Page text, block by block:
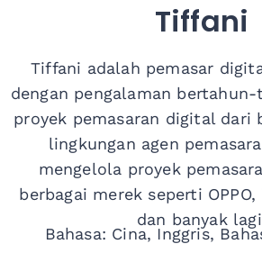
Tiffani
Tiffani adalah pemasar
dengan pengalaman
proyek pemasaran digital dari
lingkungan agen
mengelola proyek
berbagai merek seperti
dan banyak
Bahasa: Cina, Inggris,